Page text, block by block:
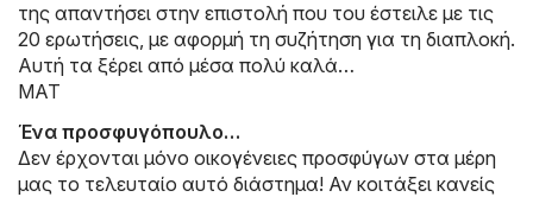
της απαντήσει στην επιστολή που του έστειλε με τις
20 ερωτήσεις, με αφορμή τη συζήτηση για τη διαπλοκή.
Αυτή τα ξέρει από μέσα πολύ καλά…
ΜΑΤ
Ένα προσφυγόπουλο…
Δεν έρχονται μόνο οικογένειες προσφύγων στα μέρη
μας το τελευταίο αυτό διάστημα! Αν κοιτάξει κανείς